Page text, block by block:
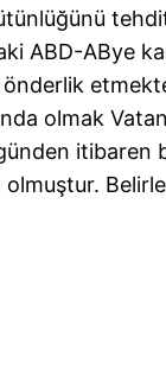
ABD-ABye
olmak